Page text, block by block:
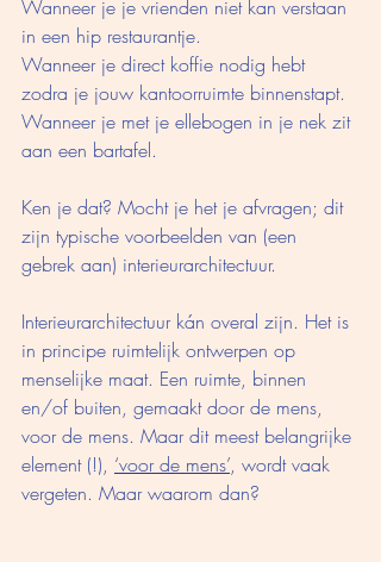
Wanneer je je vrienden niet kan verstaan
in een hip restaurantje.
Wanneer je direct koffie nodig hebt
zodra je jouw kantoorruimte binnenstapt.
Wanneer je met je ellebogen in je nek zit
aan een bartafel.
Ken je dat? Mocht je het je afvragen; dit
zijn typische voorbeelden van (een
gebrek aan) interieurarchitectuur.
Interieurarchitectuur kán overal zijn. Het is
in principe ruimtelijk ontwerpen op
menselijke maat. Een ruimte, binnen
en/of buiten, gemaakt door de mens,
voor de mens. Maar dit meest belangrijke
element (!), ‘voor de mens’, wordt vaak
vergeten. Maar waarom dan?